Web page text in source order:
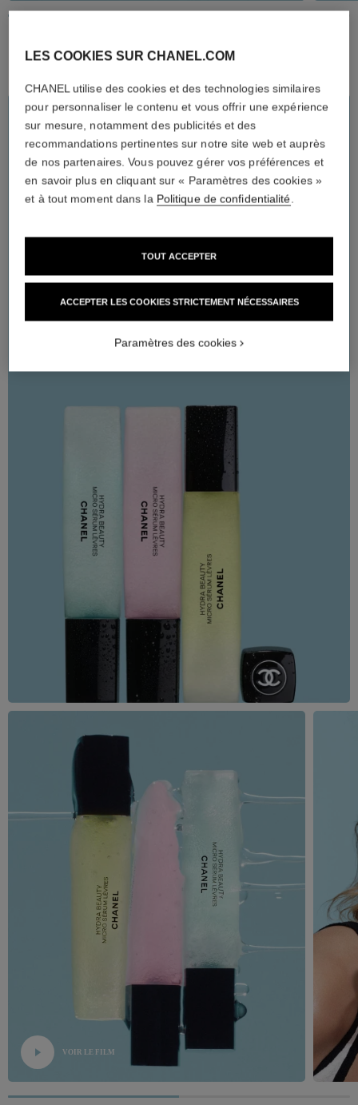
ÉDITION LIMITÉE
MICRO SÉRUM LÈVRES
HYDRA BEAUTY Micro Sérum Lèvres se décline en un trio de
soin inédit : L’ORIGINAL et son parfum emblématique et deux
nouvelles déclinaisons olfactives. FRAIS aux notes de pomme
verte, et TENDRE à l'accord de framboise, de cassis et de rose.
Concentrée en acide hyaluronique, leur formule hydrate et repulpe
AJOUTER AU PANIER
VOIR LE FILM
LES COOKIES SUR CHANEL.COM
CHANEL utilise des cookies et des technologies similaires
pour personnaliser le contenu et vous offrir une expérience
sur mesure, notamment des publicités et des
recommandations pertinentes sur notre site web et auprès
de nos partenaires. Vous pouvez gérer vos préférences et
en savoir plus en cliquant sur « Paramètres des cookies »
et à tout moment dans la Politique de confidentialité
ACCEPTER LES COOKIES STRICTEMENT NÉCESSAIRES
TOUT ACCEPTER
Paramètres des cookies